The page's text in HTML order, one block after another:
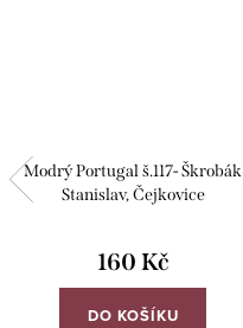
Modrý Portugal š.117- Škrobák
Stanislav, Čejkovice
160 Kč
DO KOŠÍKU